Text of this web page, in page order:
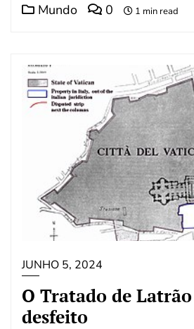
Mundo 0 1 min read
JUNHO 5, 2024
O Tratado de
desfeito